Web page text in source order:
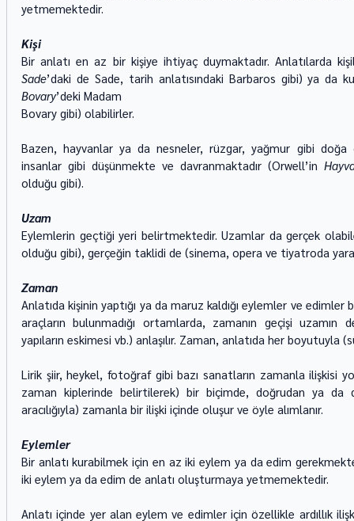
yetmemektedir.
Kişi
Bir anlatı en az bir kişiye ihtiyaç duymaktadır. Anlatılarda
Sade’daki de Sade, tarih anlatısındaki Barbaros gibi) ya da
Bovary’deki Madam
Bovary gibi) olabilirler.
Bazen, hayvanlar ya da nesneler, rüzgar, yağmur gibi doğa
insanlar gibi düşünmekte ve davranmaktadır (Orwell’in
olduğu gibi).
Uzam
Eylemlerin geçtiği yeri belirtmektedir. Uzamlar da gerçek
olduğu gibi), gerçeğin taklidi de (sinema, opera ve tiyatroda
Zaman
Anlatıda kişinin yaptığı ya da maruz kaldığı eylemler ve
araçların bulunmadığı ortamlarda, zamanın geçişi uzamın
yapıların eskimesi vb.) anlaşılır. Zaman, anlatıda her boyutuyla
Lirik şiir, heykel, fotoğraf gibi bazı sanatların zamanla ilişkisi
zaman kiplerinde belirtilerek) bir biçimde, doğrudan ya da
aracılığıyla) zamanla bir ilişki içinde oluşur ve öyle alımlanır.
Eylemler
Bir anlatı kurabilmek için en az iki eylem ya da edim
iki eylem ya da edim de anlatı oluşturmaya yetmemektedir.
Anlatı içinde yer alan eylem ve edimler için özellikle ardıllık